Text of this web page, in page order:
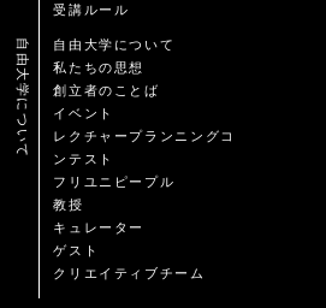
受講ルール
自由大学について
自由大学について
私たちの思想
創立者のことば
イベント
レクチャープランニングコ
ンテスト
フリユニピープル
教授
キュレーター
ゲスト
クリエイティブチーム